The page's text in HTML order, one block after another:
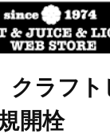
クラフ
開栓